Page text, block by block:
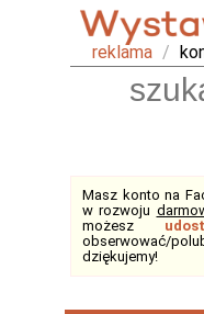
reklama /
Masz konto na
w rozwoju
możesz
obserwować/
dziękujemy!